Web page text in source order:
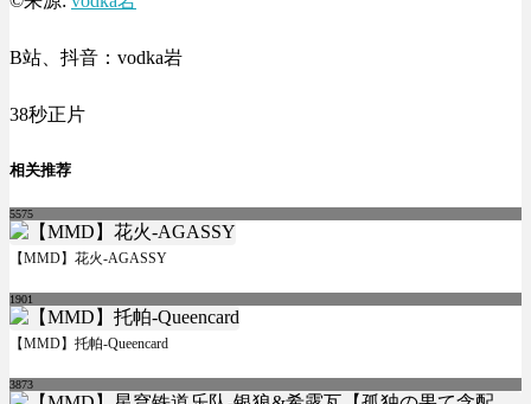
B站、抖音：vodka岩
38秒正片
相关推荐
5575
【MMD】花火-AGASSY
1901
【MMD】托帕-Queencard
3873